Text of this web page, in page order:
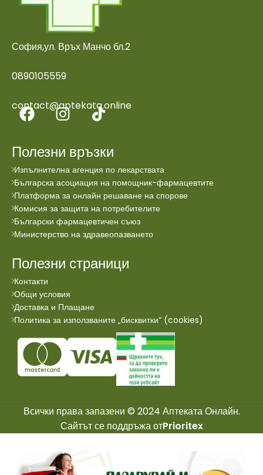
София,ул. Връх Манчо бл.2
0890105559
contact@aptekata.online
Полезни връзки
Изпълнителна агенция по лекарствата
Българска асоциация на помощник-фармацевтите
Платформа за онлайн решаване на спорове
Комисия за защита на потребителите
Български фармацевтичен съюз
Министерство на здравеопазването
Полезни страници
Контакти
Общи условия
Доставка и Плащане
Политика за използваните „бисквитки“ (cookies)
Всички права запазени © 2024 Аптеката Онлайн.
Сайтът се поддръжа отPrioritex